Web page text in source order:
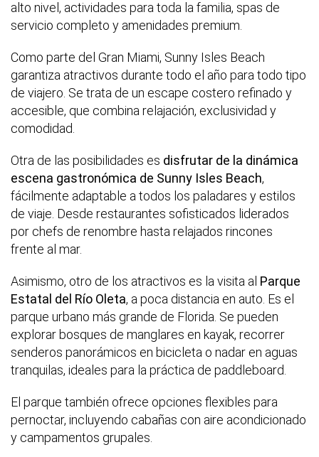
alto nivel, actividades para toda la familia, spas de
servicio completo y amenidades premium.
Como parte del Gran Miami, Sunny Isles Beach
garantiza atractivos durante todo el año para todo tipo
de viajero. Se trata de un escape costero refinado y
accesible, que combina relajación, exclusividad y
comodidad.
Otra de las posibilidades es disfrutar de la dinámica
escena gastronómica de Sunny Isles Beach,
fácilmente adaptable a todos los paladares y estilos
de viaje. Desde restaurantes sofisticados liderados
por chefs de renombre hasta relajados rincones
frente al mar.
Asimismo, otro de los atractivos es la visita al Parque
Estatal del Río Oleta, a poca distancia en auto. Es el
parque urbano más grande de Florida. Se pueden
explorar bosques de manglares en kayak, recorrer
senderos panorámicos en bicicleta o nadar en aguas
tranquilas, ideales para la práctica de paddleboard.
El parque también ofrece opciones flexibles para
pernoctar, incluyendo cabañas con aire acondicionado
y campamentos grupales.